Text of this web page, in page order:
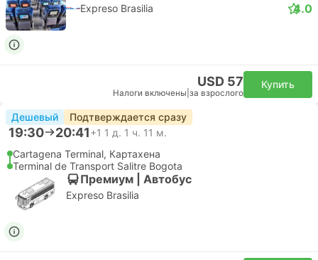
Expreso Brasilia 4.0
USD 57
Налоги включены за взрослого
Купить
Дешевый Подтверждается сразу
19:30 20:41+1 1 д. 1 ч. 11 м.
Cartagena Terminal, Картахена
Terminal de Transport Salitre Bogota
Премиум | Автобус
Expreso Brasilia